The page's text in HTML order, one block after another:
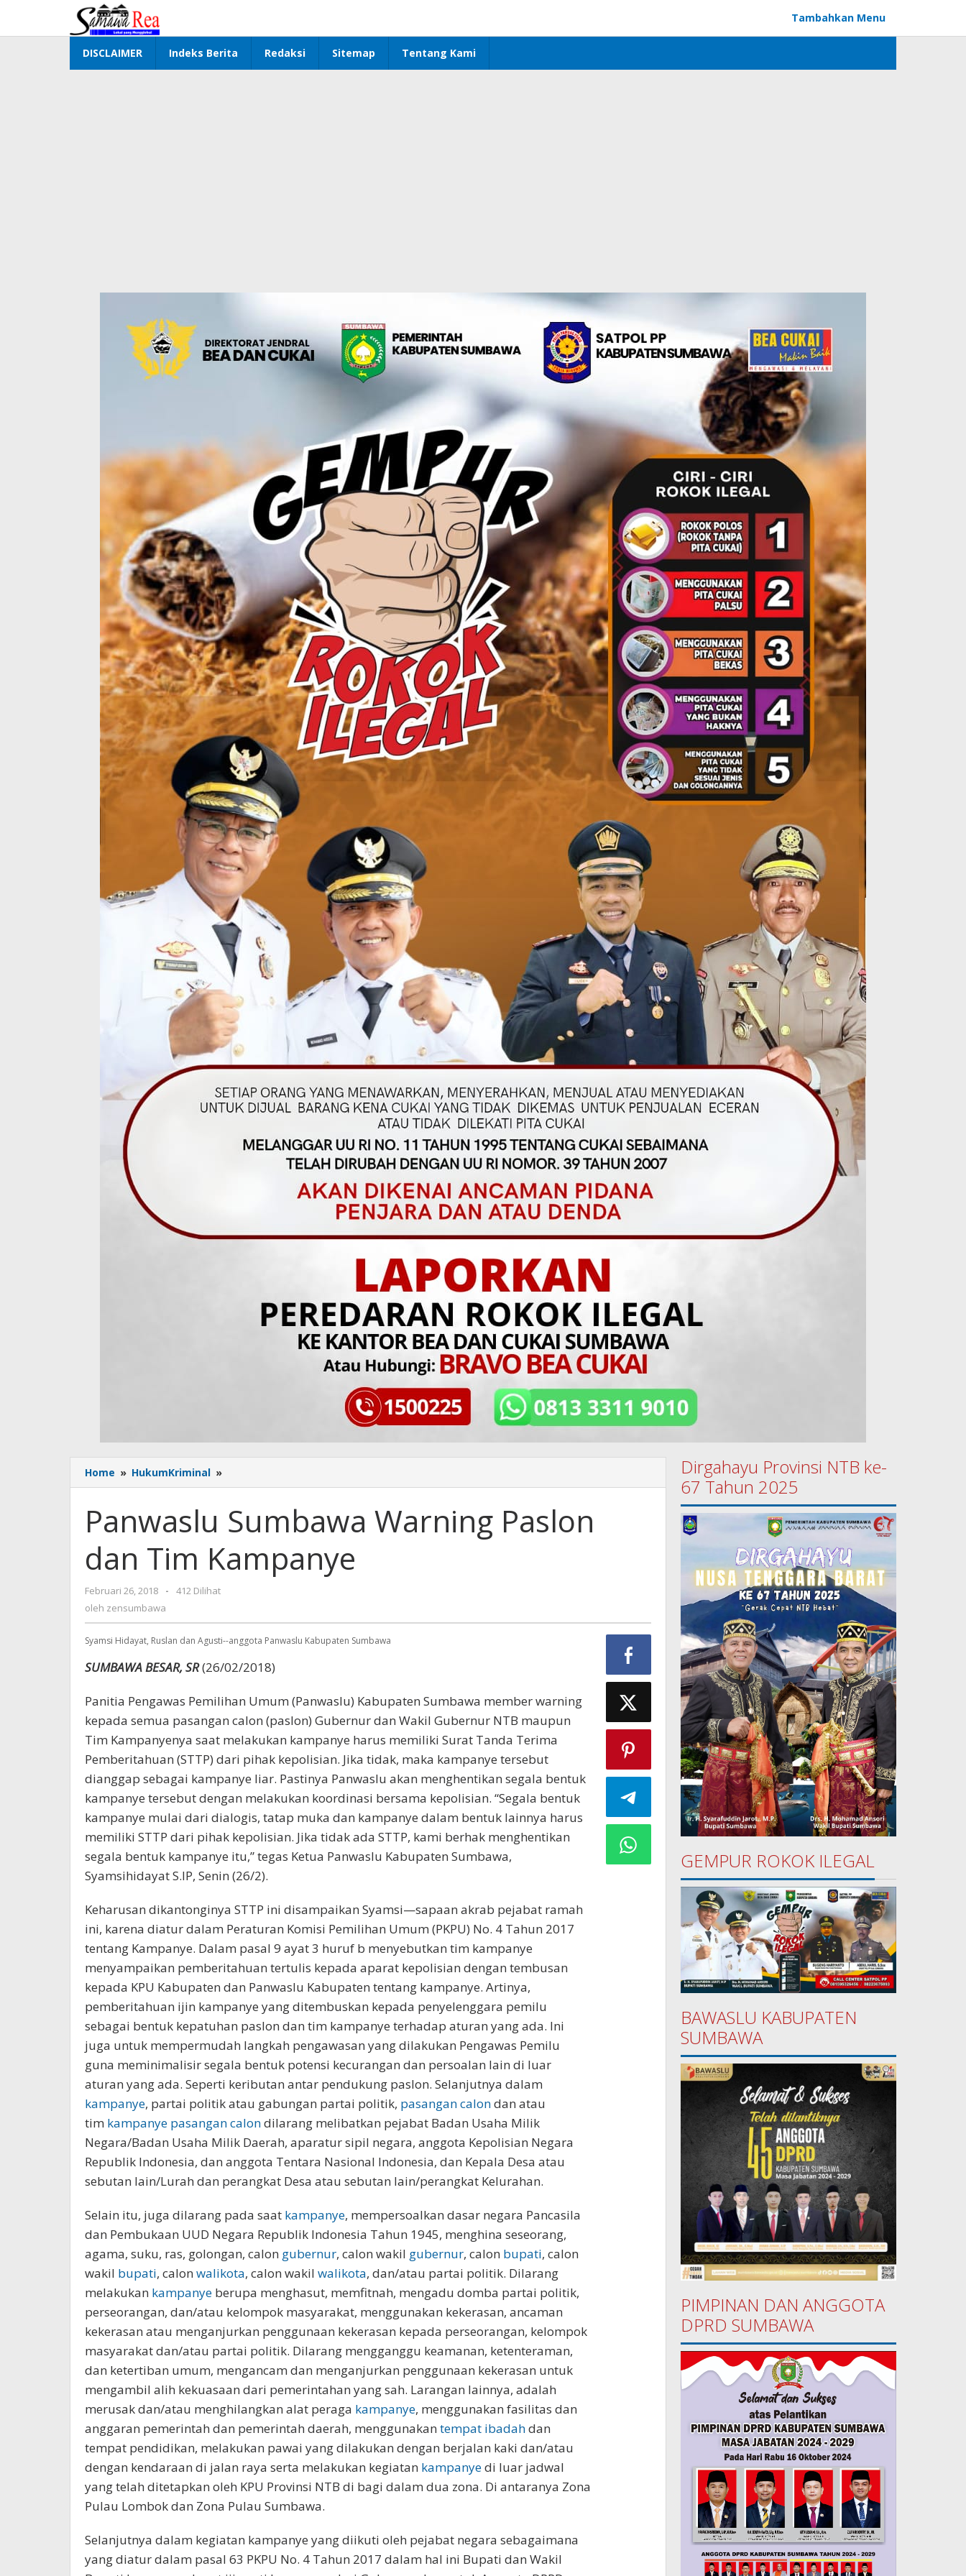
konten
Tambahkan Menu
DISCLAIMER Indeks Berita Redaksi Sitemap Tentang Kami
Home » HukumKriminal »
Sumbawa
Paslon
dan
Tim
Kampanye
Panwaslu Sumbawa Warning Paslon
dan Tim Kampanye
Februari 26, 2018
oleh
-
412 Dilihat
oleh zensumbawa
Syamsi Hidayat, Ruslan dan Agusti--anggota Panwaslu Kabupaten Sumbawa
SUMBAWA BESAR, SR(26/02/2018)
Panitia Pengawas Pemilihan Umum (Panwaslu) Kabupaten Sumbawa member warning
kepada semua pasangan calon (paslon) Gubernur dan Wakil Gubernur NTB maupun
Tim Kampanyenya saat melakukan kampanye harus memiliki Surat Tanda Terima
Pemberitahuan (STTP) dari pihak kepolisian. Jika tidak, maka kampanye tersebut
dianggap sebagai kampanye liar. Pastinya Panwaslu akan menghentikan segala bentuk
kampanye tersebut dengan melakukan koordinasi bersama kepolisian. “Segala bentuk
kampanye mulai dari dialogis, tatap muka dan kampanye dalam bentuk lainnya harus
memiliki STTP dari pihak kepolisian. Jika tidak ada STTP, kami berhak menghentikan
segala bentuk kampanye itu,” tegas Ketua Panwaslu Kabupaten Sumbawa,
Syamsihidayat S.IP, Senin (26/2).
Keharusan dikantonginya STTP ini disampaikan Syamsi—sapaan akrab pejabat ramah
ini, karena diatur dalam Peraturan Komisi Pemilihan Umum (PKPU) No. 4 Tahun 2017
tentang Kampanye. Dalam pasal 9 ayat 3 huruf b menyebutkan tim kampanye
menyampaikan pemberitahuan tertulis kepada aparat kepolisian dengan tembusan
kepada KPU Kabupaten dan Panwaslu Kabupaten tentang kampanye. Artinya,
pemberitahuan ijin kampanye yang ditembuskan kepada penyelenggara pemilu
sebagai bentuk kepatuhan paslon dan tim kampanye terhadap aturan yang ada. Ini
juga untuk mempermudah langkah pengawasan yang dilakukan Pengawas Pemilu
guna meminimalisir segala bentuk potensi kecurangan dan persoalan lain di luar
aturan yang ada. Seperti keributan antar pendukung paslon. Selanjutnya dalam
kampanye, partai politik atau gabungan partai politik, pasangan calondan atau
tim kampanye pasangan calondilarang melibatkan pejabat Badan Usaha Milik
Negara/Badan Usaha Milik Daerah, aparatur sipil negara, anggota Kepolisian Negara
Republik Indonesia, dan anggota Tentara Nasional Indonesia, dan Kepala Desa atau
sebutan lain/Lurah dan perangkat Desa atau sebutan lain/perangkat Kelurahan.
Selain itu, juga dilarang pada saat kampanye, mempersoalkan dasar negara Pancasila
dan Pembukaan UUD Negara Republik Indonesia Tahun 1945, menghina seseorang,
agama, suku, ras, golongan, calon gubernur, calon wakil gubernur, calon bupati, calon
wakil bupati, calon walikota, calon wakil walikota, dan/atau partai politik. Dilarang
melakukan kampanye berupa menghasut, memfitnah, mengadu domba partai politik,
perseorangan, dan/atau kelompok masyarakat, menggunakan kekerasan, ancaman
kekerasan atau menganjurkan penggunaan kekerasan kepada perseorangan, kelompok
masyarakat dan/atau partai politik. Dilarang mengganggu keamanan, ketenteraman,
dan ketertiban umum, mengancam dan menganjurkan penggunaan kekerasan untuk
mengambil alih kekuasaan dari pemerintahan yang sah. Larangan lainnya, adalah
merusak dan/atau menghilangkan alat peraga kampanye, menggunakan fasilitas dan
anggaran pemerintah dan pemerintah daerah, menggunakan tempat ibadahdan
tempat pendidikan, melakukan pawai yang dilakukan dengan berjalan kaki dan/atau
dengan kendaraan di jalan raya serta melakukan kegiatan kampanyedi luar jadwal
yang telah ditetapkan oleh KPU Provinsi NTB di bagi dalam dua zona. Di antaranya Zona
Pulau Lombok dan Zona Pulau Sumbawa.
Selanjutnya dalam kegiatan kampanye yang diikuti oleh pejabat negara sebagaimana
yang diatur dalam pasal 63 PKPU No. 4 Tahun 2017 dalam hal ini Bupati dan Wakil
Dirgahayu Provinsi NTB ke-
67 Tahun 2025
GEMPUR ROKOK ILEGAL
BAWASLU KABUPATEN
SUMBAWA
PIMPINAN DAN ANGGOTA
DPRD SUMBAWA